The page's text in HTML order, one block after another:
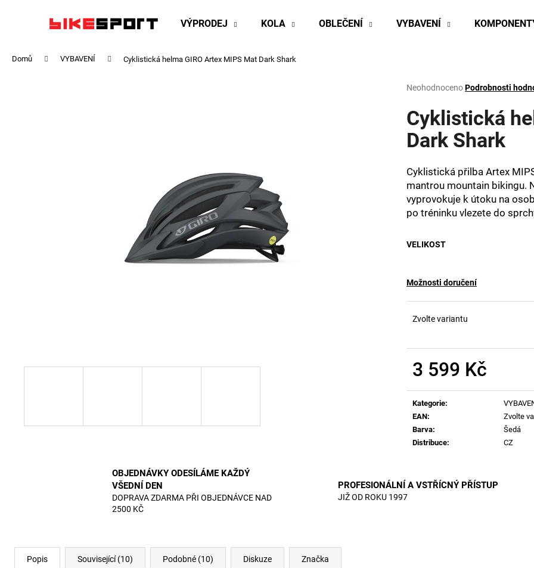
VÝPRODEJ KOLA OBLEČENÍ VYBAVENÍ
Domů VYBAVENÍ Cyklistická helma GIRO Artex MIPS Mat Dark Shark
Průměrné
produktu
je
0,0
hvězdiček.
NeohodnocenoPodrobnosti
Cyklistická
Dark Shark
Cyklistická přilba Artex
mantrou mountain bikingu.
vyprovokuje k útoku na
po tréninku vlezete do
VELIKOST
Možnosti doručení
Zvolte variantu
3 599 Kč
Kategorie:
EAN:
Zvolte
Barva:
Šedá
Distribuce: CZ
OBJEDNÁVKY ODESÍLÁME KAŽDÝ
VŠEDNÍ DEN
DOPRAVA ZDARMA PŘI OBJEDNÁVCE NAD
2500 KČ
PROFESIONÁLNÍ A VSTŘÍCNÝ PŘÍSTUP
JIŽ OD ROKU 1997
Popis Související (10) Podobné (10) Diskuze Značka
Zpět
Zpět
Co potřebujete najít?
HLEDAT